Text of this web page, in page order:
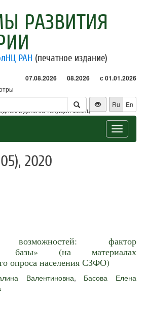
РАЗВИТИЯ
РАН (печатное издание)
07.08.2026 08.2026 с 01.01.2026
в день за текущий месяц
Ru En
Toggle
2020
возможностей: фактор
базы» (на материалах
опроса населения СЗФО)
Валентиновна, Басова Елена